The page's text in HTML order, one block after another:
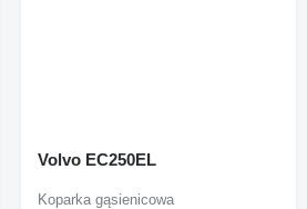
Volvo EC250EL
Koparka gąsienicowa